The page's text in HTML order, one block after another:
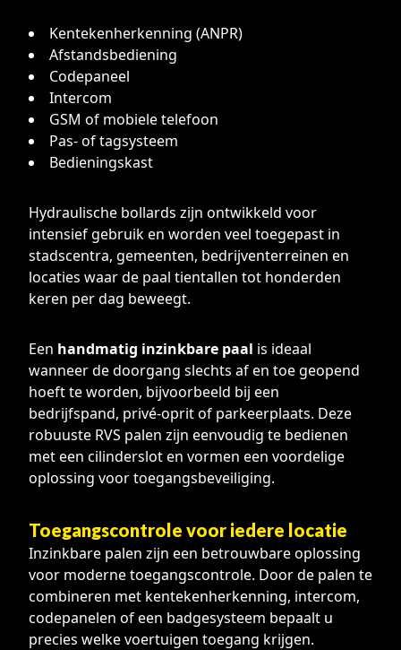
Kentekenherkenning (ANPR)
Afstandsbediening
Codepaneel
Intercom
GSM of mobiele telefoon
Pas- of tagsysteem
Bedieningskast
Hydraulische bollards zijn ontwikkeld voor
intensief gebruik en worden veel toegepast in
stadscentra, gemeenten, bedrijventerreinen en
locaties waar de paal tientallen tot honderden
keren per dag beweegt.
Een handmatig inzinkbare paal is ideaal
wanneer de doorgang slechts af en toe geopend
hoeft te worden, bijvoorbeeld bij een
bedrijfspand, privé-oprit of parkeerplaats. Deze
robuuste RVS palen zijn eenvoudig te bedienen
met een cilinderslot en vormen een voordelige
oplossing voor toegangsbeveiliging.
Toegangscontrole voor iedere locatie
Inzinkbare palen zijn een betrouwbare oplossing
voor moderne toegangscontrole. Door de palen te
combineren met kentekenherkenning, intercom,
codepanelen of een badgesysteem bepaalt u
precies welke voertuigen toegang krijgen.